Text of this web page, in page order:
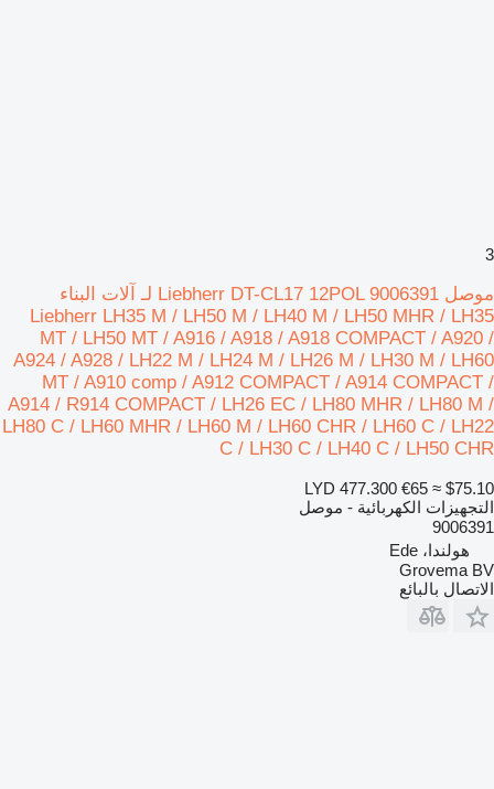
3
موصل Liebherr DT-CL17 12POL 9006391 لـ آلات البناء
Liebherr LH35 M / LH50 M / LH40 M / LH50 MHR / LH35
MT / LH50 MT / A916 / A918 / A918 COMPACT / A920 /
A924 / A928 / LH22 M / LH24 M / LH26 M / LH30 M / LH60
MT / A910 comp / A912 COMPACT / A914 COMPACT /
A914 / R914 COMPACT / LH26 EC / LH80 MHR / LH80 M /
LH80 C / LH60 MHR / LH60 M / LH60 CHR / LH60 C / LH22
C / LH30 C / LH40 C / LH50 CHR
LYD 477.300 €65 ≈ $75.10
التجهيزات الكهربائية - موصل
9006391
هولندا، Ede
Grovema BV
الاتصال بالبائع